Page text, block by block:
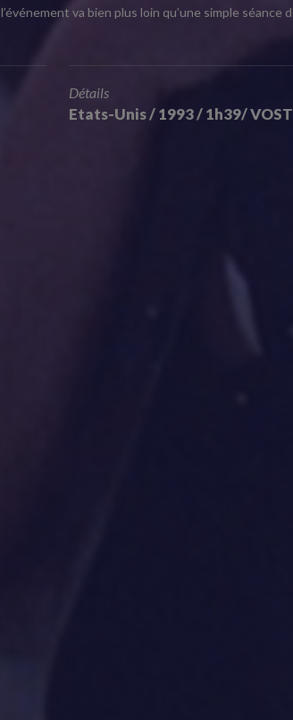
va bien plus loin qu’une simple
Détails
Etats-Unis / 1993 / 1h39/